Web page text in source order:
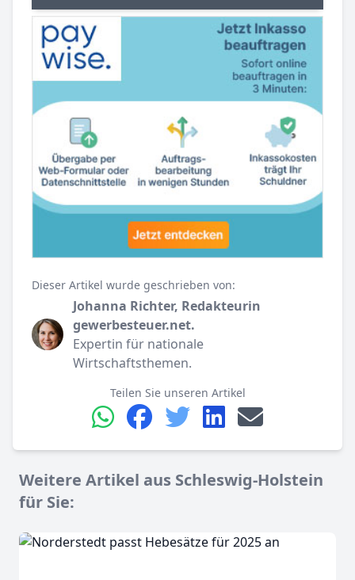
Dieser Artikel wurde geschrieben von:
Johanna Richter, Redakteurin
gewerbesteuer.net.
Expertin für nationale
Wirtschaftsthemen.
Teilen Sie unseren Artikel
Weitere Artikel aus Schleswig-Holstein
für Sie: